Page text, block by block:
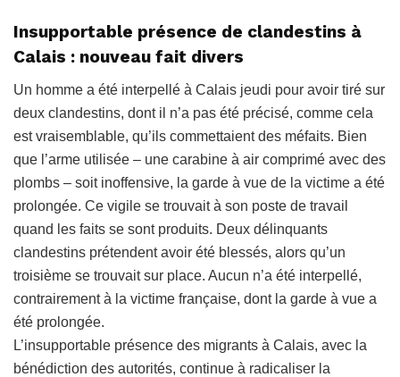
Insupportable présence de clandestins à
Calais : nouveau fait divers
Un homme a été interpellé à Calais jeudi pour avoir tiré sur
deux clandestins, dont il n’a pas été précisé, comme cela
est vraisemblable, qu’ils commettaient des méfaits. Bien
que l’arme utilisée – une carabine à air comprimé avec des
plombs – soit inoffensive, la garde à vue de la victime a été
prolongée. Ce vigile se trouvait à son poste de travail
quand les faits se sont produits. Deux délinquants
clandestins prétendent avoir été blessés, alors qu’un
troisième se trouvait sur place. Aucun n’a été interpellé,
contrairement à la victime française, dont la garde à vue a
été prolongée.
L’insupportable présence des migrants à Calais, avec la
bénédiction des autorités, continue à radicaliser la